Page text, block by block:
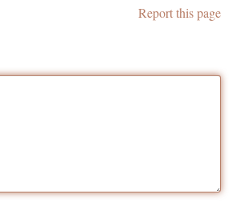
Report this page